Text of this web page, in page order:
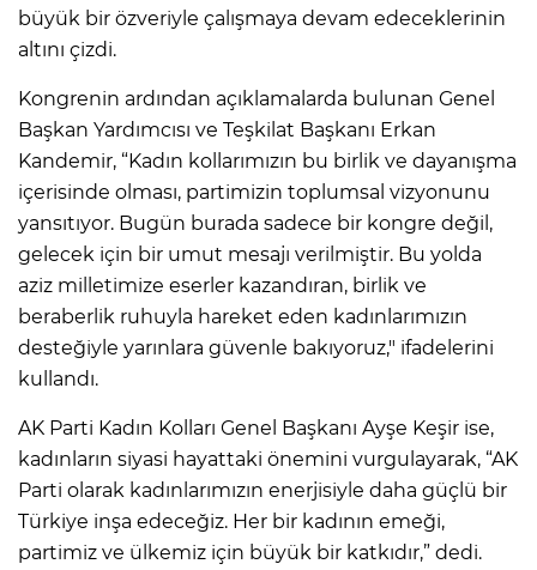
büyük bir özveriyle çalışmaya devam edeceklerinin
altını çizdi.
Kongrenin ardından açıklamalarda bulunan Genel
Başkan Yardımcısı ve Teşkilat Başkanı Erkan
Kandemir, “Kadın kollarımızın bu birlik ve dayanışma
içerisinde olması, partimizin toplumsal vizyonunu
yansıtıyor. Bugün burada sadece bir kongre değil,
gelecek için bir umut mesajı verilmiştir. Bu yolda
aziz milletimize eserler kazandıran, birlik ve
beraberlik ruhuyla hareket eden kadınlarımızın
desteğiyle yarınlara güvenle bakıyoruz," ifadelerini
kullandı.
AK Parti Kadın Kolları Genel Başkanı Ayşe Keşir ise,
kadınların siyasi hayattaki önemini vurgulayarak, “AK
Parti olarak kadınlarımızın enerjisiyle daha güçlü bir
Türkiye inşa edeceğiz. Her bir kadının emeği,
partimiz ve ülkemiz için büyük bir katkıdır,” dedi.